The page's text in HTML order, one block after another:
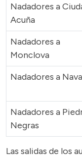
Nadadores a
Acuña
Nadadores a
Monclova
Nadadores a Nava
Nadadores a
Negras
Las salidas de los